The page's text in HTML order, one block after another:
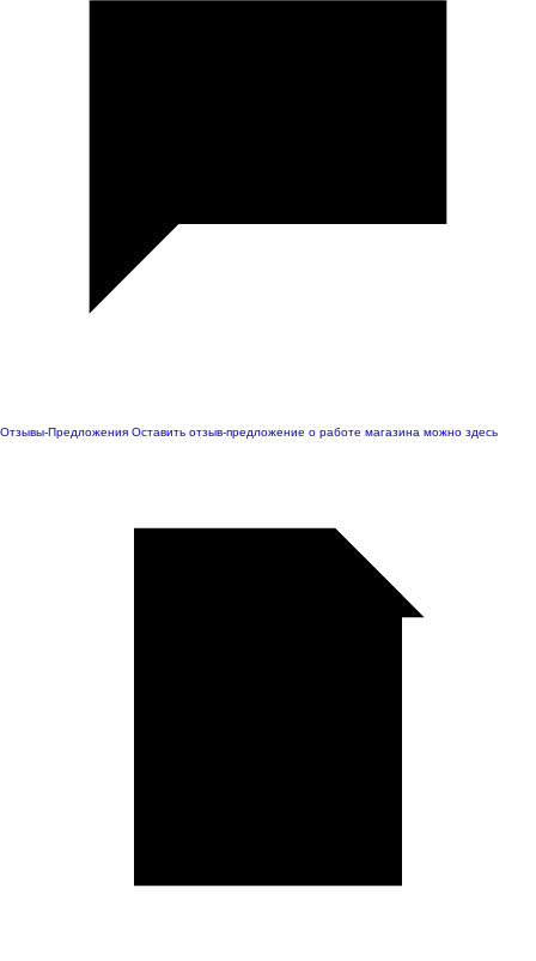
Отзывы-Предложения Оставить отзыв-предложение о работе магазина можно здесь